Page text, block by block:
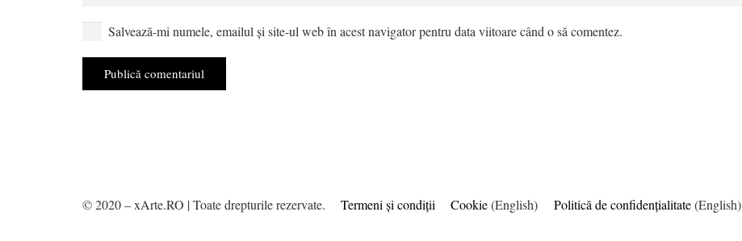
Salvează-mi numele, emailul și site-ul web în acest navigator pentru data viitoare când o să comentez.
Publică comentariul
© 2020 – xArte.RO | Toate drepturile rezervate. Termeni şi condiţii Cookie(English) Politică de confidențialitate(English)